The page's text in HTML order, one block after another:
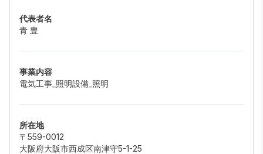
代表者名
青 豊
事業内容
電気工事_照明設備_照明
所在地
〒559-0012
大阪府大阪市西成区南津守5-1-25